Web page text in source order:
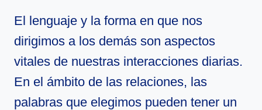
El lenguaje y la forma en que nos
dirigimos a los demás son aspectos
vitales de nuestras interacciones diarias.
En el ámbito de las relaciones, las
palabras que elegimos pueden tener un